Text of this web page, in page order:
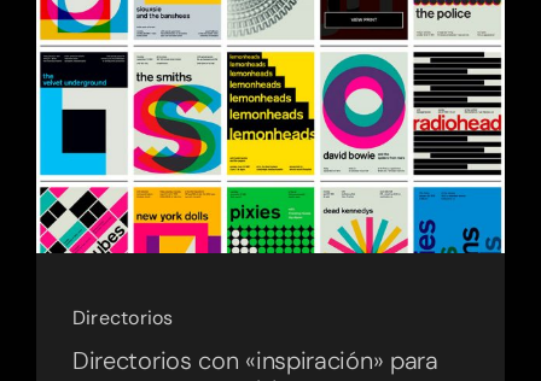
Directorios
Directorios con «inspiración» para